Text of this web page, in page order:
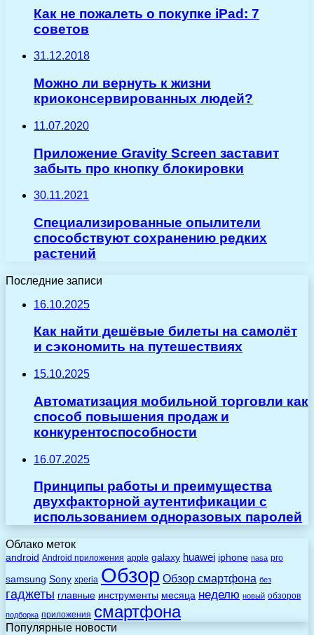
Как не пожалеть о покупке iPad: 7
советов
31.12.2018
Можно ли вернуть к жизни
криоконсервированных людей?
11.07.2020
Приложение Gravity Screen заставит
забыть про кнопку блокировки
30.11.2021
Специализированные опылители
способствуют сохранению редких
растений
Последние записи
16.10.2025
Как найти дешёвые билеты на самолёт
и сэкономить на путешествиях
15.10.2025
Автоматизация мобильной торговли как
способ повышения продаж и
конкурентоспособности
16.07.2025
Принципы работы и преимущества
двухфакторной аутентификации с
использованием одноразовых паролей
Облако меток
android Android приложения apple galaxy huawei iphone nasa pro
samsung Sony xperia Обзор Обзор смартфона без
гаджеты главные инструменты месяца неделю новый обзоров
подборка приложения смартфона
Популярные новости